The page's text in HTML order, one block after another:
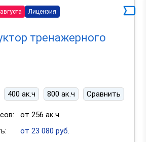
Лицензия
тренажерного
400 ак.ч 800 ак.ч Сравнить
от 256 ак.ч
от 23 080 руб.